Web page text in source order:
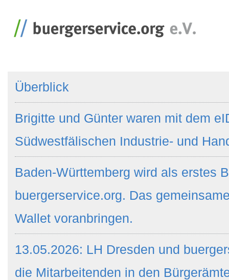
Überblick
Brigitte und Günter waren mit dem
Südwestfälischen Industrie- und
Baden-Württemberg wird als erstes
buergerservice.org. Das
Wallet voranbringen.
13.05.2026: LH Dresden und
die Mitarbeitenden in den